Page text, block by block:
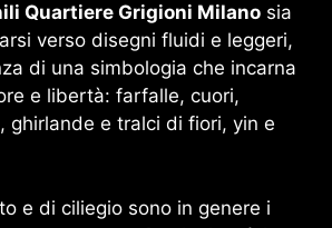
Quartiere Grigioni Milano sia
verso disegni fluidi e leggeri,
di una simbologia che incarna
e libertà: farfalle, cuori,
ghirlande e tralci di fiori, yin e
e di ciliegio sono in genere i